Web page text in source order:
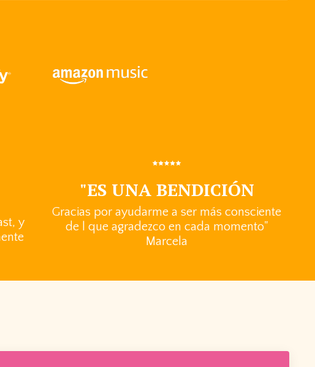
y
"ES UNA BENDICIÓN
Gracias por ayudarme a ser más consciente
de l que agradezco en cada momento"
Marcela